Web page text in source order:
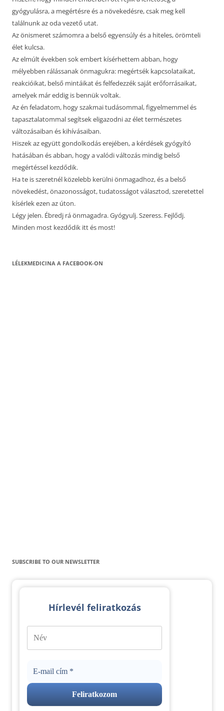
gyógyulásra, a megértésre és a növekedésre, csak meg kell
találnunk az oda vezető utat.
Az önismeret számomra a belső egyensúly és a hiteles, örömteli
élet kulcsa.
Az elmúlt években sok embert kísérhettem abban, hogy
mélyebben rálássanak önmagukra: megértsék kapcsolataikat,
reakcióikat, belső mintáikat és felfedezzék saját erőforrásaikat,
amelyek már eddig is bennük voltak.
Az én feladatom, hogy szakmai tudásommal, figyelmemmel és
tapasztalatommal segítsek eligazodni az élet természetes
változásaiban és kihívásaiban.
Hiszek az együtt gondolkodás erejében, a kérdések gyógyító
hatásában és abban, hogy a valódi változás mindig belső
megértéssel kezdődik.
Ha te is szeretnél közelebb kerülni önmagadhoz, és a belső
növekedést, önazonosságot, tudatosságot választod, szeretettel
kísérlek ezen az úton.
Légy jelen. Ébredj rá önmagadra. Gyógyulj. Szeress. Fejlődj.
Minden most kezdődik itt és most!
LÉLEKMEDICINA A FACEBOOK-ON
SUBSCRIBE TO OUR NEWSLETTER
Hírlevél feliratkozás